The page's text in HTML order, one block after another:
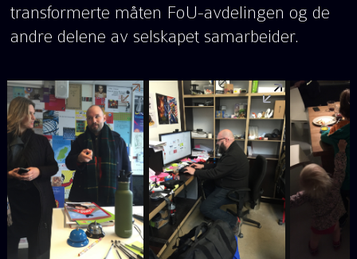
transformerte måten FoU-avdelingen og de
andre delene av selskapet samarbeider.